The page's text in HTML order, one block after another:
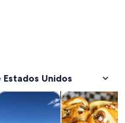
Unidos
abrirá en una nueva pestaña
Se abrirá en una nueva
y actividades al aire
Alimentos,